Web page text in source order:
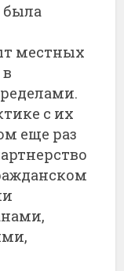
была
местных
с их
еще раз